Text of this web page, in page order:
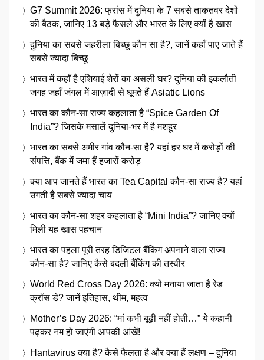
G7 Summit 2026: फ्रांस में दुनिया के 7 सबसे ताकतवर देशों
की बैठक, जानिए 13 बड़े फैसले और भारत के लिए क्यों है खास
दुनिया का सबसे जहरीला बिच्छू कौन सा है?, जानें कहाँ पाए जाते हैं
सबसे ज्यादा बिच्छू
भारत में कहाँ है एशियाई शेरों का असली घर? दुनिया की इकलौती
जगह जहाँ जंगल में आज़ादी से घूमते हैं Asiatic Lions
भारत का कौन-सा राज्य कहलाता है “Spice Garden Of
India”? जिसके मसालें दुनिया-भर में है मशहूर
भारत का सबसे अमीर गांव कौन-सा है? यहां हर घर में करोड़ों की
संपत्ति, बैंक में जमा हैं हजारों करोड़
क्या आप जानते हैं भारत का Tea Capital कौन-सा राज्य है? यहां
उगती है सबसे ज्यादा चाय
भारत का कौन-सा शहर कहलाता है “Mini India”? जानिए क्यों
मिली यह खास पहचान
भारत का पहला पूरी तरह डिजिटल बैंकिंग अपनाने वाला राज्य
कौन-सा है? जानिए कैसे बदली बैंकिंग की तस्वीर
World Red Cross Day 2026: क्यों मनाया जाता है रेड
क्रॉस डे? जानें इतिहास, थीम, महत्व
Mother’s Day 2026: “मां कभी बूढ़ी नहीं होती…” ये कहानी
पढ़कर नम हो जाएंगी आपकी आंखें!
Hantavirus क्या है? कैसे फैलता है और क्या हैं लक्षण – दुनिया